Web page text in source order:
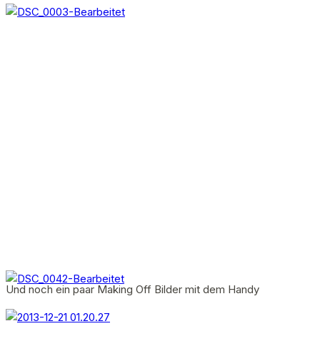
Und noch ein paar Making Off Bilder mit dem Handy